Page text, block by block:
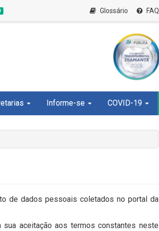
Glossário FAQ
Informe-se COVID-19
de dados pessoais coletados no portal da
aceitação aos termos constantes neste